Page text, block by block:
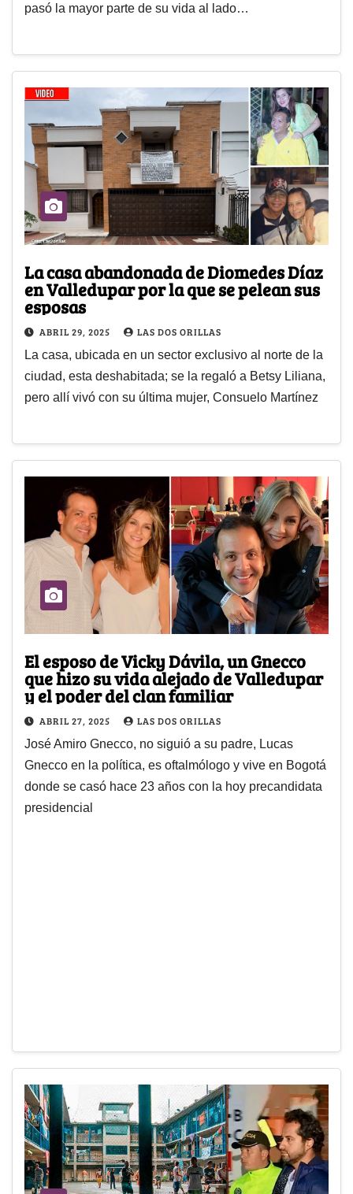
pasó la mayor parte de su vida al lado…
La casa abandonada de Diomedes Díaz
en Valledupar por la que se pelean sus
esposas
ABRIL 29, 2025 LAS DOS ORILLAS
La casa, ubicada en un sector exclusivo al norte de la
ciudad, esta deshabitada; se la regaló a Betsy Liliana,
pero allí vivó con su última mujer, Consuelo Martínez
El esposo de Vicky Dávila, un Gnecco
que hizo su vida alejado de Valledupar
y el poder del clan familiar
ABRIL 27, 2025 LAS DOS ORILLAS
José Amiro Gnecco, no siguió a su padre, Lucas
Gnecco en la política, es oftalmólogo y vive en Bogotá
donde se casó hace 23 años con la hoy precandidata
presidencial